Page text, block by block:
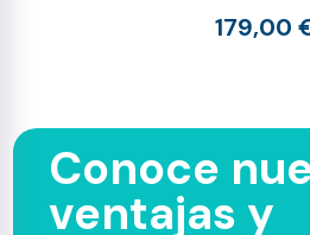
179,00
Conoce
ventajas y